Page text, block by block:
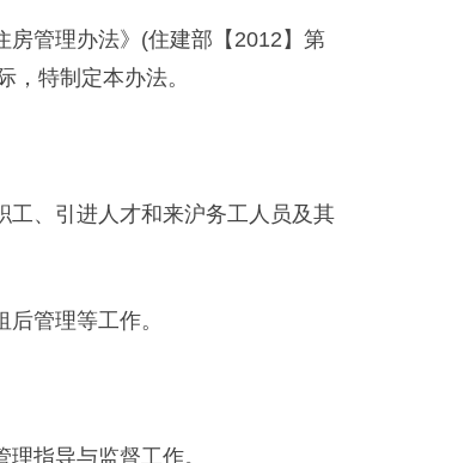
管理办法》(住建部【2012】第
特制定本办法。
、引进人才和来沪务工人员及其
管理等工作。
指导与监督工作。